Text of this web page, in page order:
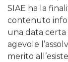
SIAE ha la
contenuto
una data
agevole
merito